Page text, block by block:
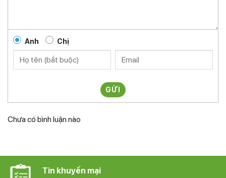
Anh Chị
GỬI
Chưa có bình luận nào
Tin khuyến mại